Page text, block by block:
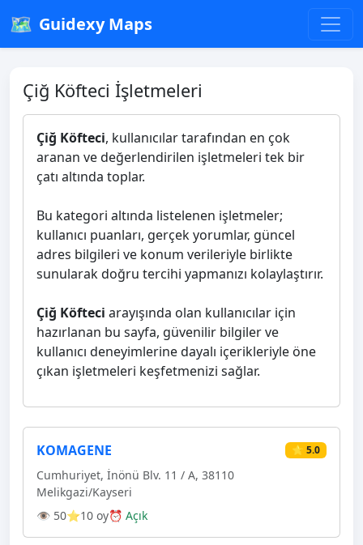
🗺️ Guidexy Maps
Çiğ Köfteci İşletmeleri
Çiğ Köfteci, kullanıcılar tarafından en çok
aranan ve değerlendirilen işletmeleri tek bir
çatı altında toplar.
Bu kategori altında listelenen işletmeler;
kullanıcı puanları, gerçek yorumlar, güncel
adres bilgileri ve konum verileriyle birlikte
sunularak doğru tercihi yapmanızı kolaylaştırır.
Çiğ Köfteci arayışında olan kullanıcılar için
hazırlanan bu sayfa, güvenilir bilgiler ve
kullanıcı deneyimlerine dayalı içerikleriyle öne
çıkan işletmeleri keşfetmenizi sağlar.
KOMAGENE ⭐ 5.0
Cumhuriyet, İnönü Blv. 11 / A, 38110
Melikgazi/Kayseri
👁 50⭐10 oy⏰ Açık